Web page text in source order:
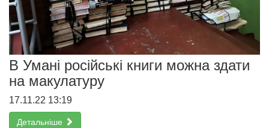
В Умані російські книги можна здати
на макулатуру
17.11.22 13:19
Детальніше